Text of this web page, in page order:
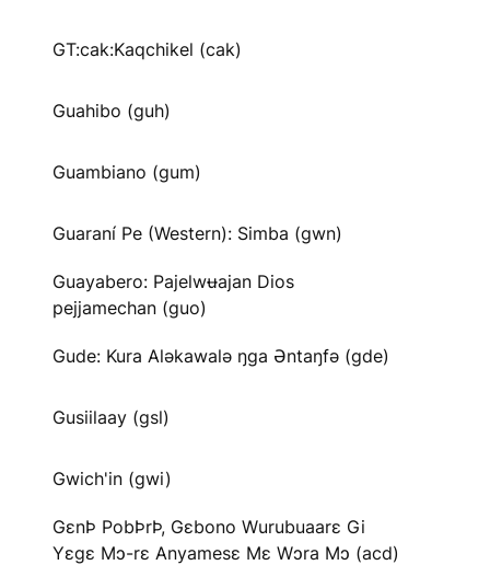
GT:cak:Kaqchikel (cak)
Guahibo (guh)
Guambiano (gum)
Guaraní Pe (Western): Simba (gwn)
Guayabero: Pajelwʉajan Dios
pejjamechan (guo)
Gude: Kura Aləkawalə ŋga Əntaŋfə (gde)
Gusiilaay (gsl)
Gwich'in (gwi)
GɛnÞ PobÞrÞ, Gɛbono Wurubuaarɛ Gi
Yɛgɛ Mɔ-rɛ Anyamesɛ Mɛ Wɔra Mɔ (acd)